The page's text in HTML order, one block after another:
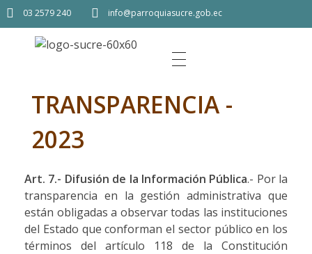
03 2579 240 info@parroquiasucre.gob.ec
TRANSPARENCIA -
2023
Art. 7.- Difusión de la Información Pública.- Por la
transparencia en la gestión administrativa que
están obligadas a observar todas las instituciones
del Estado que conforman el sector público en los
términos del artículo 118 de la Constitución